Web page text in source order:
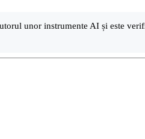
unor instrumente AI și este